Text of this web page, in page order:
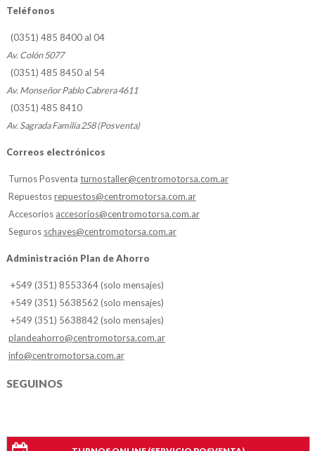
Teléfonos
(0351) 485 8400 al 04
Av. Colón 5077
(0351) 485 8450 al 54
Av. Monseñor Pablo Cabrera 4611
(0351) 485 8410
Av. Sagrada Familia 258 (Posventa)
Correos electrónicos
Turnos Posventa turnostaller@centromotorsa.com.ar
Repuestosrepuestos@centromotorsa.com.ar
Accesorios accesorios@centromotorsa.com.ar
Seguros schaves@centromotorsa.com.ar
Administración Plan de Ahorro
+549 (351) 8553364 (solo mensajes)
+549 (351) 5638562 (solo mensajes)
+549 (351) 5638842 (solo mensajes)
plandeahorro@centromotorsa.com.ar
info@centromotorsa.com.ar
SEGUINOS